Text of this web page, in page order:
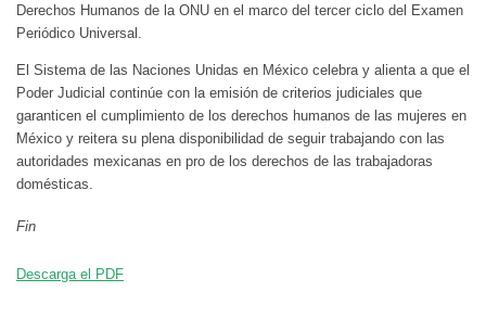
Derechos Humanos de la ONU en el marco del tercer ciclo del Examen
Periódico Universal.
El Sistema de las Naciones Unidas en México celebra y alienta a que el
Poder Judicial continúe con la emisión de criterios judiciales que
garanticen el cumplimiento de los derechos humanos de las mujeres en
México y reitera su plena disponibilidad de seguir trabajando con las
autoridades mexicanas en pro de los derechos de las trabajadoras
domésticas.
Fin
Descarga el PDF